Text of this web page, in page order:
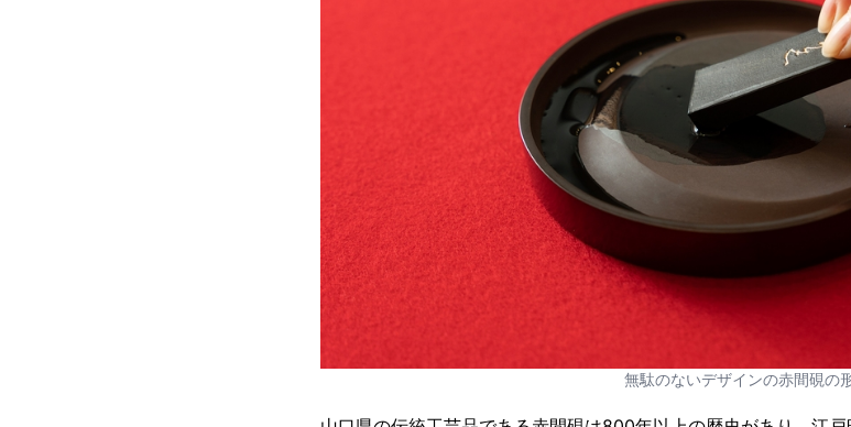
無駄のないデザインの赤間硯の